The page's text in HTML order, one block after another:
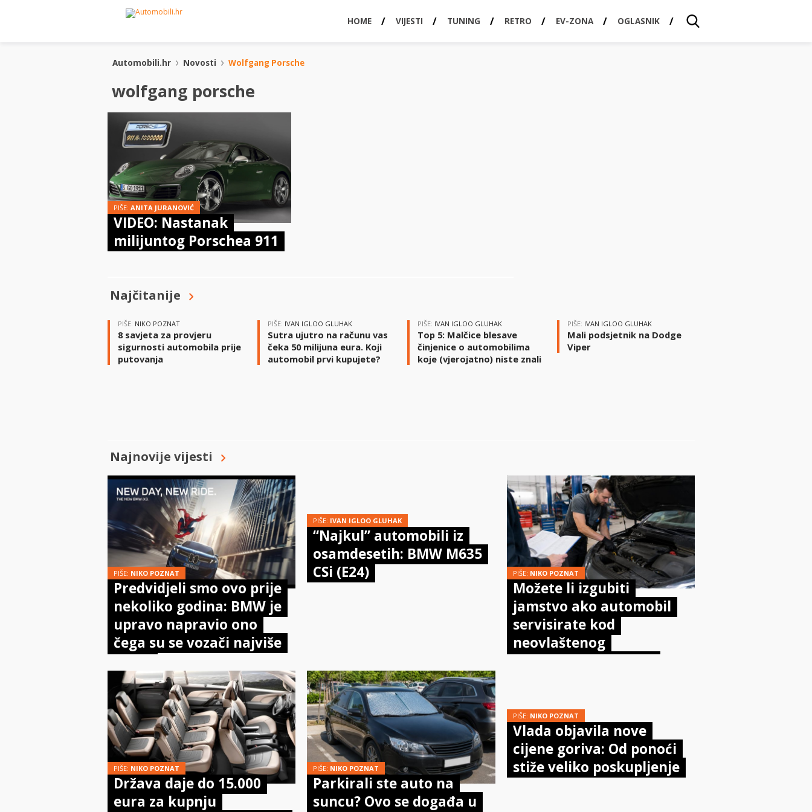
HOME VIJESTI TUNING RETRO EV-ZONA OGLASNIK
Automobili.hr Novosti Wolfgang Porsche
wolfgang porsche
PIŠE: ANITA JURANOVIĆ
VIDEO: Nastanak
milijuntog Porschea 911
Najčitanije
PIŠE: NIKO POZNAT
8 savjeta za provjeru
sigurnosti automobila prije
putovanja
PIŠE: IVAN IGLOO GLUHAK
Sutra ujutro na računu vas
čeka 50 milijuna eura. Koji
automobil prvi kupujete?
PIŠE: IVAN IGLOO GLUHAK
Top 5: Malčice blesave
činjenice o automobilima
koje (vjerojatno) niste znali
PIŠE: IVAN IGLOO GLUHAK
Mali podsjetnik na Dodge
Viper
Najnovije vijesti
PIŠE: NIKO POZNAT
Predvidjeli smo ovo prije
nekoliko godina: BMW je
upravo napravio ono
čega su se vozači najviše
PIŠE: IVAN IGLOO GLUHAK
“Najkul” automobili iz
osamdesetih: BMW M635
CSi (E24)
PIŠE: NIKO POZNAT
Možete li izgubiti
jamstvo ako automobil
servisirate kod
neovlaštenog
PIŠE: NIKO POZNAT
Država daje do 15.000
eura za kupnju
PIŠE: NIKO POZNAT
Parkirali ste auto na
suncu? Ovo se događa u
PIŠE: NIKO POZNAT
Vlada objavila nove
cijene goriva: Od ponoći
stiže veliko poskupljenje